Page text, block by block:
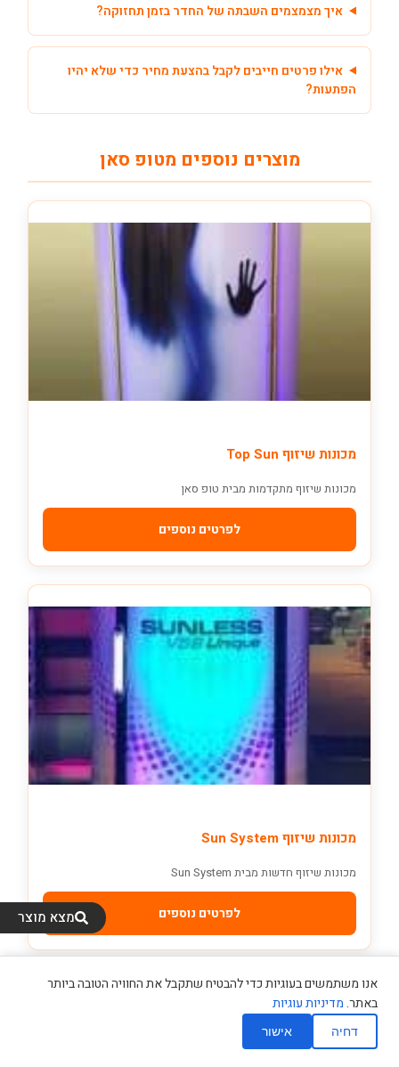
איך מצמצמים השבתה של החדר בזמן תחזוקה?
אילו פרטים חייבים לקבל בהצעת מחיר כדי שלא יהיו
הפתעות?
מוצרים נוספים מטופ סאן
מכונות שיזוף Top Sun
מכונות שיזוף מתקדמות מבית טופ סאן
לפרטים נוספים
מכונות שיזוף Sun System
מכונות שיזוף חדשות מבית Sun System
לפרטים נוספים
השאירו פרטים
מצא מוצר
אנו משתמשים בעוגיות כדי להבטיח שתקבל את החוויה הטובה ביותר
באתר.מדיניות עוגיות
דחיה אישור